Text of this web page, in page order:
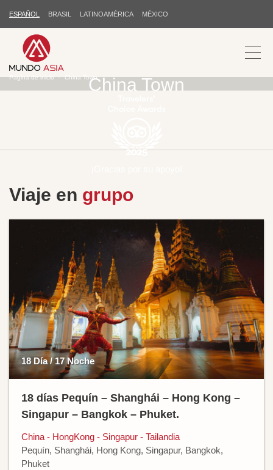
ESPAÑOL BRASIL LATINOAMÉRICA MÉXICO
China Town
Página de inicio China Town
Viaje en grupo
18 Día / 17 Noche
18 días Pequín – Shanghái – Hong Kong –
Singapur – Bangkok – Phuket.
China - HongKong - Singapur - Tailandia
Pequín, Shanghái, Hong Kong, Singapur, Bangkok,
Phuket